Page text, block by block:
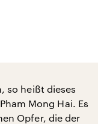
so heißt dieses
Mong Hai. Es
Opfer, die der